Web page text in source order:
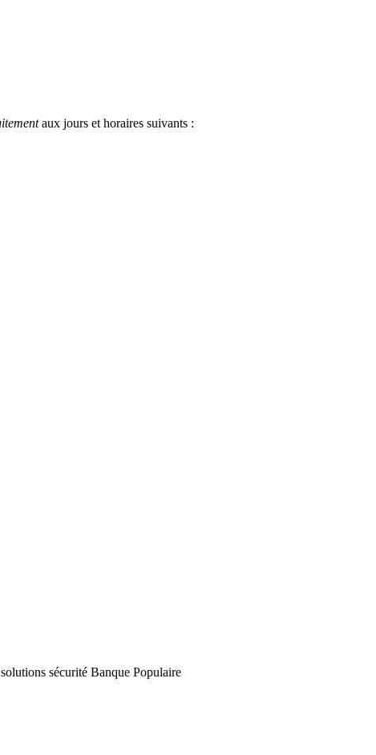
aux jours et horaires suivants :
sécurité Banque Populaire